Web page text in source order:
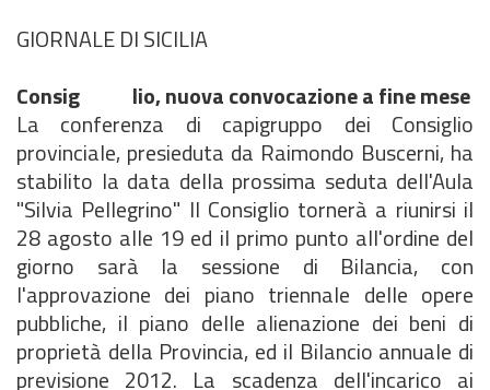
GIORNALE DI SICILIA
Consig lio, nuova convocazione a fine mese
La conferenza di capigruppo dei Consiglio
provinciale, presieduta da Raimondo Buscerni, ha
stabilito la data della prossima seduta dell'Aula
"Silvia Pellegrino" Il Consiglio tornerà a riunirsi il
28 agosto alle 19 ed il primo punto all'ordine del
giorno sarà la sessione di Bilancia, con
l'approvazione dei piano triennale delle opere
pubbliche, il piano delle alienazione dei beni di
proprietà della Provincia, ed il Bilancio annuale di
previsione 2012. La scadenza dell'incarico ai